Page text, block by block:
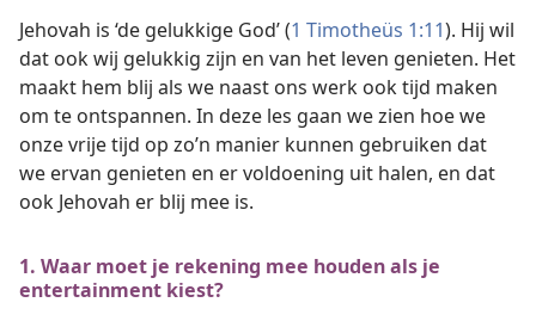
Jehovah is ‘de gelukkige God’ (1 Timotheüs 1:11). Hij wil
dat ook wij gelukkig zijn en van het leven genieten. Het
maakt hem blij als we naast ons werk ook tijd maken
om te ontspannen. In deze les gaan we zien hoe we
onze vrije tijd op zo’n manier kunnen gebruiken dat
we ervan genieten en er voldoening uit halen, en dat
ook Jehovah er blij mee is.
1. Waar moet je rekening mee houden als je
entertainment kiest?